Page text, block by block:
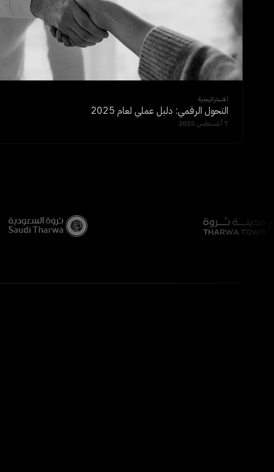
الاستراتيجية
التحول الرقمي: دليل عملي لعام 2025
7 أغسطس 2025